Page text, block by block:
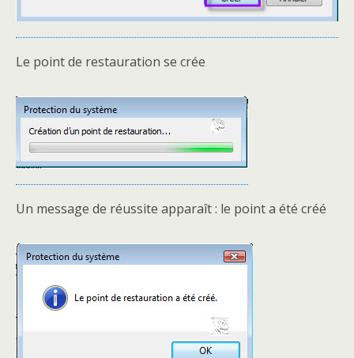
Le point de restauration se crée
Un message de réussite apparaît : le point a été créé